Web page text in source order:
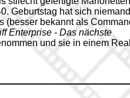
Geburtstag hat sich niemand
(besser bekannt als
Enterprise - Das nächste
und sie in einem